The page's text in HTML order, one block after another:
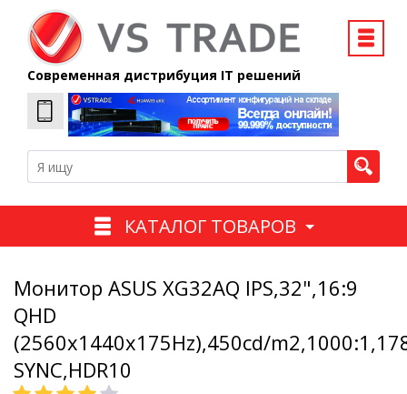
Современная дистрибуция IT решений
КАТАЛОГ ТОВАРОВ
Монитор ASUS XG32AQ IPS,32",16:9
QHD
(2560x1440x175Hz),450cd/
SYNC,HDR10